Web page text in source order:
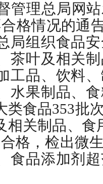
管理总局网
格情况的通
局组织食品
茶叶及相关
工品、饮料
水果制品、
类食品353批
相关制品、
格，检出微
食品添加剂